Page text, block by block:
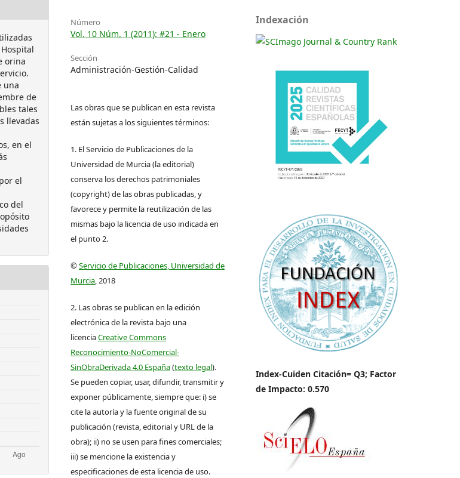
orina
una
de
tales
llevadas
en el
el
del
Número
Vol. 10 Núm. 1 (2011): #21 - Enero
Sección
Administración-Gestión-Calidad
Las obras que se publican en esta revista
están sujetas a los siguientes términos:
1. El Servicio de Publicaciones de la
Universidad de Murcia (la editorial)
conserva los derechos patrimoniales
(copyright) de las obras publicadas, y
favorece y permite la reutilización de las
mismas bajo la licencia de uso indicada en
el punto 2.
©Servicio de Publicaciones, Universidad de
Murcia, 2018
2. Las obras se publican en la edición
electrónica de la revista bajo una
licenciaCreative Commons
Reconocimiento-NoComercial-
SinObraDerivada 4.0 España(texto legal).
Se pueden copiar, usar, difundir, transmitir y
exponer públicamente, siempre que: i) se
cite la autoría y la fuente original de su
publicación (revista, editorial y URL de la
obra); ii) no se usen para fines comerciales;
iii) se mencione la existencia y
especificaciones de esta licencia de uso.
Indexación
Index-Cuiden Citación= Q3; Factor
de Impacto: 0.570